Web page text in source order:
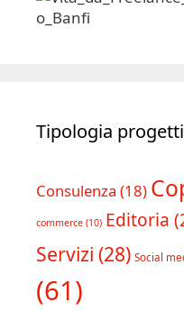
Tipologia progetti
Consulenza (18)
commerce (10) Editoria
Servizi (28) Social
(61)